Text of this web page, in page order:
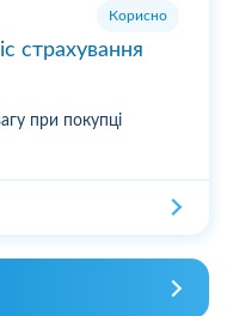
Корисно
страхування
при покупці